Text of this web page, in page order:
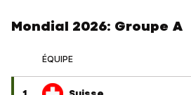
Mondial 2026: Groupe A
ÉQUIPE